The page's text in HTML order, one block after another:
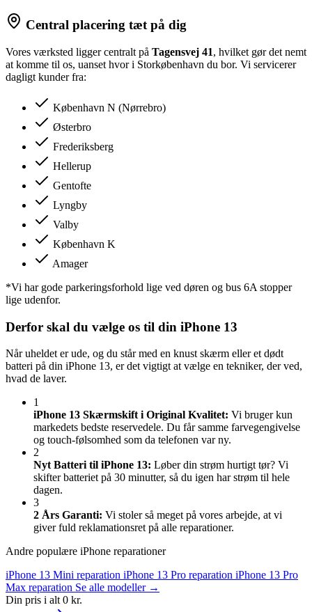
Central placering tæt på dig
Vores værksted ligger centralt på Tagensvej 41, hvilket gør det nemt
at komme til os, uanset hvor i Storkøbenhavn du bor. Vi servicerer
dagligt kunder fra:
København N (Nørrebro)
Østerbro
Frederiksberg
Hellerup
Gentofte
Lyngby
Valby
København K
Amager
*Vi har gode parkeringsforhold lige ved døren og bus 6A stopper
lige udenfor.
Derfor skal du vælge os til din iPhone 13
Når uheldet er ude, og du står med en knust skærm eller et dødt
batteri på din iPhone 13, er det vigtigt at vælge en tekniker, der ved,
hvad de laver.
1
iPhone 13 Skærmskift i Original Kvalitet: Vi bruger kun
markedets bedste reservedele. Du får samme farvegengivelse
og touch-følsomhed som da telefonen var ny.
2
Nyt Batteri til iPhone 13: Løber din strøm hurtigt tør? Vi
skifter batteriet på 30 minutter, så du igen har strøm til hele
dagen.
3
2 Års Garanti: Vi stoler så meget på vores arbejde, at vi
giver fuld reklamationsret på alle reparationer.
Andre populære iPhone reparationer
iPhone 13 Mini reparation iPhone 13 Pro reparation iPhone 13 Pro
Max reparation Se alle modeller →
Din pris i alt 0 kr.